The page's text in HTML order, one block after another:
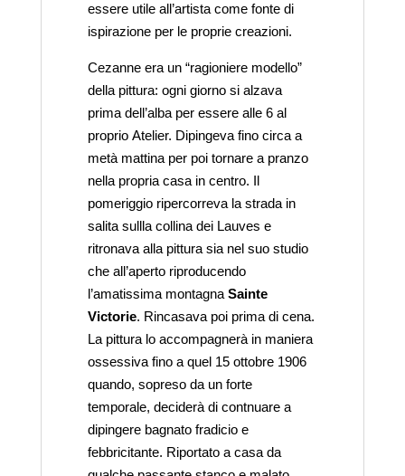
essere utile all’artista come fonte di
ispirazione per le proprie creazioni.
Cezanne era un “ragioniere modello”
della pittura: ogni giorno si alzava
prima dell’alba per essere alle 6 al
proprio Atelier. Dipingeva fino circa a
metà mattina per poi tornare a pranzo
nella propria casa in centro. Il
pomeriggio ripercorreva la strada in
salita sullla collina dei Lauves e
ritronava alla pittura sia nel suo studio
che all’aperto riproducendo
l’amatissima montagnaSainte
Victorie. Rincasava poi prima di cena.
La pittura lo accompagnerà in maniera
ossessiva fino a quel 15 ottobre 1906
quando, sopreso da un forte
temporale, deciderà di contnuare a
dipingere bagnato fradicio e
febbricitante. Riportato a casa da